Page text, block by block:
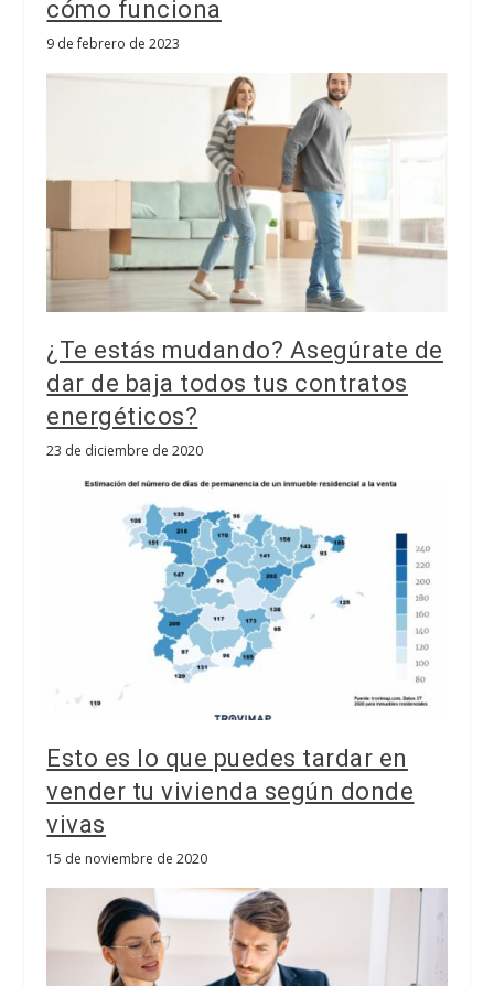
cómo funciona
9 de febrero de 2023
¿Te estás mudando? Asegúrate de
dar de baja todos tus contratos
energéticos?
23 de diciembre de 2020
Esto es lo que puedes tardar en
vender tu vivienda según donde
vivas
15 de noviembre de 2020